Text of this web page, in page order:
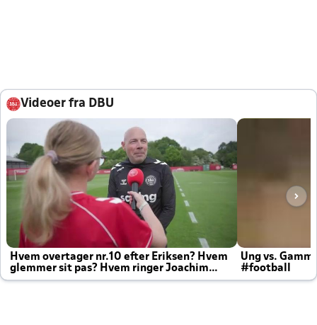
Videoer fra DBU
Hvem overtager nr.10 efter Eriksen? Hvem
glemmer sit pas? Hvem ringer Joachim
altid til efter kampe?
Ung vs.
#football